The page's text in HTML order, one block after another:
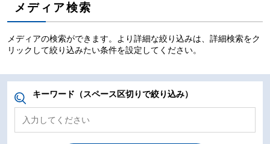
メディア検索
メディアの検索ができます。より詳細な絞り込みは、詳細検索をク
リックして絞り込みたい条件を設定してください。
キーワード（スペース区切りで絞り込み）